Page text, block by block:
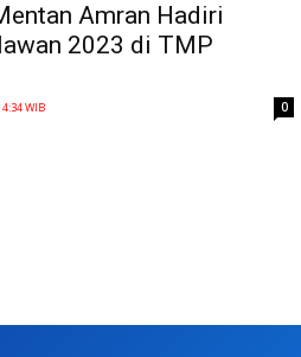
Amran Hadiri
2023 di TMP
WIB 0